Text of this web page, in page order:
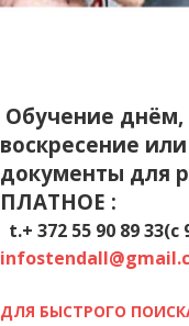
Обучение днём,
воскресение
документы для
ПЛАТНОЕ :
t.+ 372 55 90 89 33(с
ДЛЯ БЫСТРОГО